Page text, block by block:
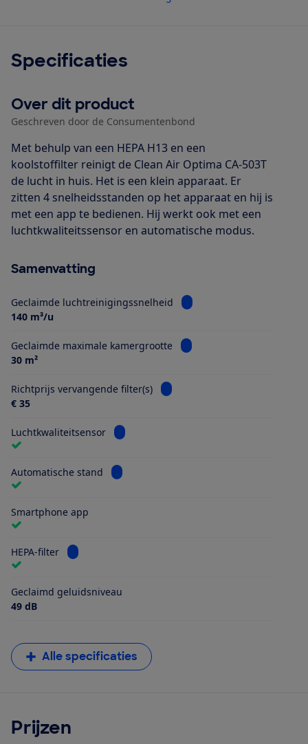
Specificaties
Over dit product
Geschreven door de Consumentenbond
Met behulp van een HEPA H13 en een
koolstoffilter reinigt de Clean Air Optima CA-503T
de lucht in huis. Het is een klein apparaat. Er
zitten 4 snelheidsstanden op het apparaat en hij is
met een app te bedienen. Hij werkt ook met een
luchtkwaliteitssensor en automatische modus.
Samenvatting
Geclaimde luchtreinigingssnelheid
Bekijk informatie voor
140 m³/u
Geclaimde maximale kamergrootte
Bekijk informatie voor
30 m²
Richtprijs vervangende filter(s)
Bekijk informatie voor
€ 35
Luchtkwaliteitsensor Bekijk informatie voor
Automatische stand Bekijk informatie voor Automatische stand
Smartphone app
HEPA-filter Bekijk informatie voor HEPA-filter
Geclaimd geluidsniveau
49 dB
Alle specificaties
Prijzen